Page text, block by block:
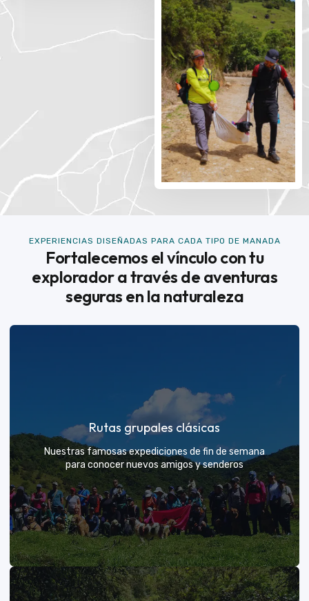
EXPERIENCIAS DISEÑADAS PARA CADA TIPO DE MANADA
Fortalecemos el vínculo con tu
explorador a través de aventuras
seguras en la naturaleza
Rutas grupales clásicas
Nuestras famosas expediciones de fin de semana
para conocer nuevos amigos y senderos